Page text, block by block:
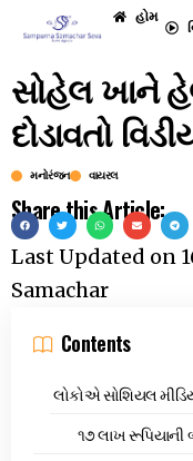
હોમ
સોહેલ ખાને
દોડાવતો
મનોરંજન વાયરલ
Share this Article:
Last Updated on
Samachar
Contents
લોકોએ સોશિયલ
૧૭ લાખ રૂપિયાની